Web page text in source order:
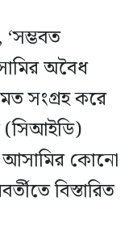
অবৈধ
সংগ্রহ করে
(সিআইডি)
আসামির কোনো
বিস্তারিত